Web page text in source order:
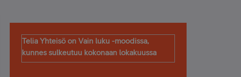
Telia Yhteisö on Vain luku -moodissa,
kunnes sulkeutuu kokonaan lokakuussa